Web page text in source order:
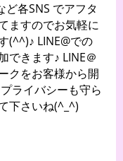
各SNS でアフタ
ますのでお気軽に
(^^)♪ LINE@での
できます♪ LINE＠
クをお客様から開
ライバシーも守ら
下さいね(^_^)